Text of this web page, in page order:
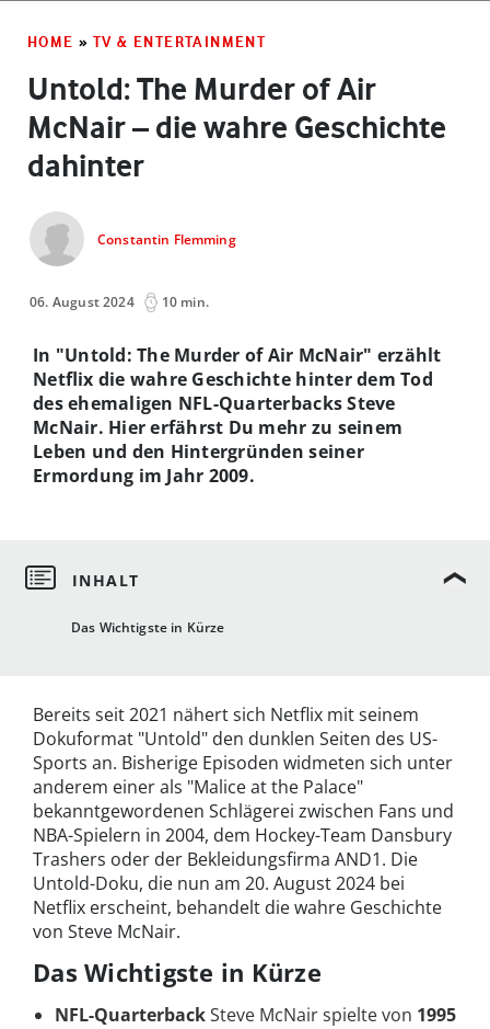
HOME » TV & ENTERTAINMENT
Untold: The Murder of Air
McNair – die wahre Geschichte
dahinter
Constantin Flemming
06. August 2024 10 min.
Das Wichtigste in Kürze
In "Untold: The Murder of Air McNair" erzählt
Netflix die wahre Geschichte hinter dem Tod
des ehemaligen NFL-Quarterbacks Steve
McNair. Hier erfährst Du mehr zu seinem
Leben und den Hintergründen seiner
Ermordung im Jahr 2009.
Bereits seit 2021 nähert sich Netflix mit seinem
Dokuformat "Untold" den dunklen Seiten des US-
Sports an. Bisherige Episoden widmeten sich unter
anderem einer als "Malice at the Palace"
bekanntgewordenen Schlägerei zwischen Fans und
NBA-Spielern in 2004, dem Hockey-Team Dansbury
Trashers oder der Bekleidungsfirma AND1. Die
Untold-Doku, die nun am 20. August 2024 bei
Netflix erscheint, behandelt die wahre Geschichte
von Steve McNair.
Das Wichtigste in Kürze
NFL-QuarterbackSteve McNair spielte von 1995